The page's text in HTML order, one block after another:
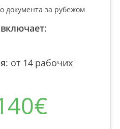
документа за рубежом
:
: от 14 рабочих